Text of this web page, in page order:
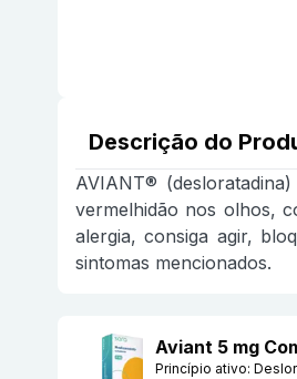
Descrição do
AVIANT®
vermelhidão nos olhos,
alergia, consiga agir,
sintomas mencionados.
Aviant 5 mg
Princípio ativo: